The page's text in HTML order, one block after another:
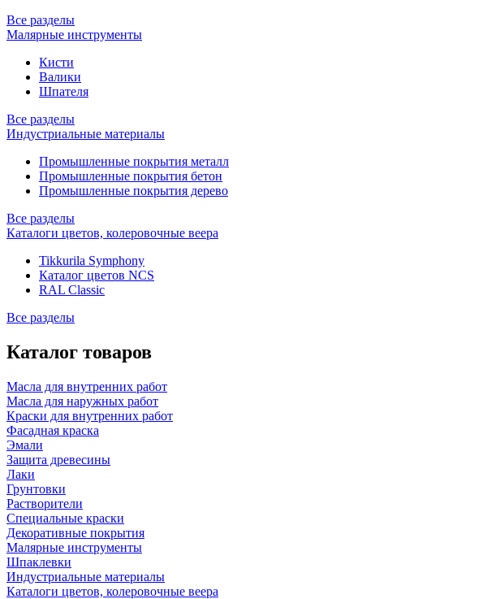
Все разделы
Малярные инструменты
Кисти
Валики
Шпателя
Все разделы
Индустриальные материалы
Промышленные покрытия металл
Промышленные покрытия бетон
Промышленные покрытия дерево
Все разделы
Каталоги цветов, колеровочные веера
Tikkurila Symphony
Каталог цветов NCS
RAL Classic
Все разделы
Каталог товаров
Масла для внутренних работ
Масла для наружных работ
Краски для внутренних работ
Фасадная краска
Эмали
Защита древесины
Лаки
Грунтовки
Растворители
Специальные краски
Декоративные покрытия
Малярные инструменты
Шпаклевки
Индустриальные материалы
Каталоги цветов, колеровочные веера